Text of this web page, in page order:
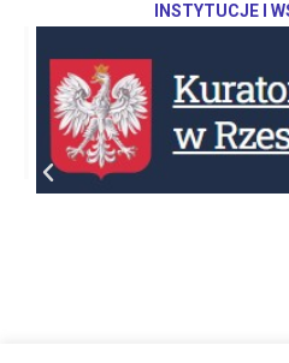
INSTYTUCJE I